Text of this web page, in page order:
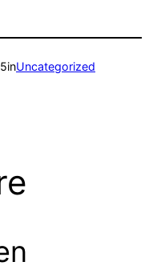
inUncategorized